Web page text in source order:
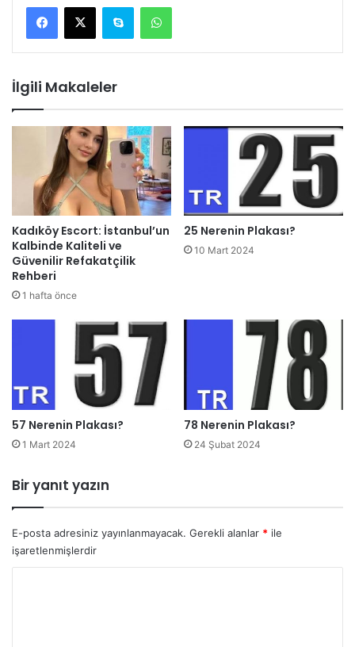
Skype WhatsApp
İlgili Makaleler
Kadıköy Escort: İstanbul’un
Kalbinde Kaliteli ve
Güvenilir Refakatçilik
Rehberi
1 hafta önce
25 Nerenin Plakası?
10 Mart 2024
57 Nerenin Plakası?
1 Mart 2024
78 Nerenin Plakası?
24 Şubat 2024
Bir yanıt yazın
E-posta adresiniz yayınlanmayacak. Gerekli alanlar * ile
işaretlenmişlerdir